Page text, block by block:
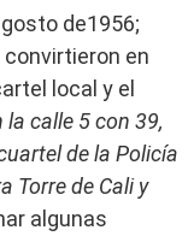
de1956;
en
local y el
calle 5 con 39,
de la Policía
Torre de Cali y
algunas